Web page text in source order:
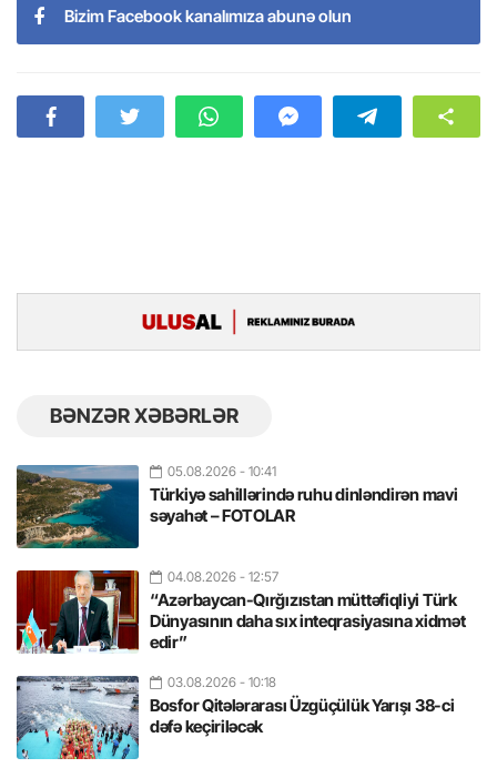
Bizim Facebook kanalımıza abunə olun
BƏNZƏR XƏBƏRLƏR
05.08.2026 - 10:41
Türkiyə sahillərində ruhu dinləndirən mavi
səyahət – FOTOLAR
04.08.2026 - 12:57
“Azərbaycan-Qırğızıstan müttəfiqliyi Türk
Dünyasının daha sıx inteqrasiyasına xidmət
edir”
03.08.2026 - 10:18
Bosfor Qitələrarası Üzgüçülük Yarışı 38-ci
dəfə keçiriləcək